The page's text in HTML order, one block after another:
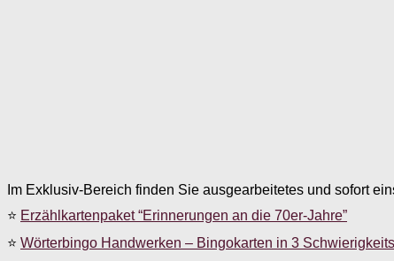
Im Exklusiv-Bereich finden Sie ausgearbeitetes und sofort
⭐ Erzählkartenpaket “Erinnerungen an die 70er-Jahre”
⭐ Wörterbingo Handwerken – Bingokarten in 3